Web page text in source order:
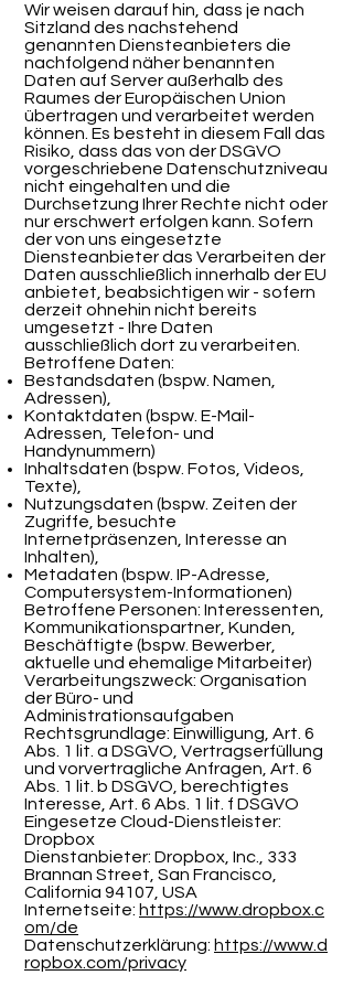
Wir weisen darauf hin, dass je nach
Sitzland des nachstehend
genannten Diensteanbieters die
nachfolgend näher benannten
Daten auf Server außerhalb des
Raumes der Europäischen Union
übertragen und verarbeitet werden
können. Es besteht in diesem Fall das
Risiko, dass das von der DSGVO
vorgeschriebene Datenschutzniveau
nicht eingehalten und die
Durchsetzung Ihrer Rechte nicht oder
nur erschwert erfolgen kann. Sofern
der von uns eingesetzte
Diensteanbieter das Verarbeiten der
Daten ausschließlich innerhalb der EU
anbietet, beabsichtigen wir - sofern
derzeit ohnehin nicht bereits
umgesetzt - Ihre Daten
ausschließlich dort zu verarbeiten.
Betroffene Daten:
Bestandsdaten (bspw. Namen,
Adressen),
Kontaktdaten (bspw. E-Mail-
Adressen, Telefon- und
Handynummern)
Inhaltsdaten (bspw. Fotos, Videos,
Texte),
Nutzungsdaten (bspw. Zeiten der
Zugriffe, besuchte
Internetpräsenzen, Interesse an
Inhalten),
Metadaten (bspw. IP-Adresse,
Computersystem-Informationen)
Betroffene Personen: Interessenten,
Kommunikationspartner, Kunden,
Beschäftigte (bspw. Bewerber,
aktuelle und ehemalige Mitarbeiter)
Verarbeitungszweck: Organisation
der Büro- und
Administrationsaufgaben
Rechtsgrundlage: Einwilligung, Art. 6
Abs. 1 lit. a DSGVO, Vertragserfüllung
und vorvertragliche Anfragen, Art. 6
Abs. 1 lit. b DSGVO, berechtigtes
Interesse, Art. 6 Abs. 1 lit. f DSGVO
Eingesetze Cloud-Dienstleister:
Dropbox
Dienstanbieter: Dropbox, Inc., 333
Brannan Street, San Francisco,
California 94107, USA
Internetseite: https://www.dropbox.c
om/de
Datenschutzerklärung: https://www.d
ropbox.com/privacy